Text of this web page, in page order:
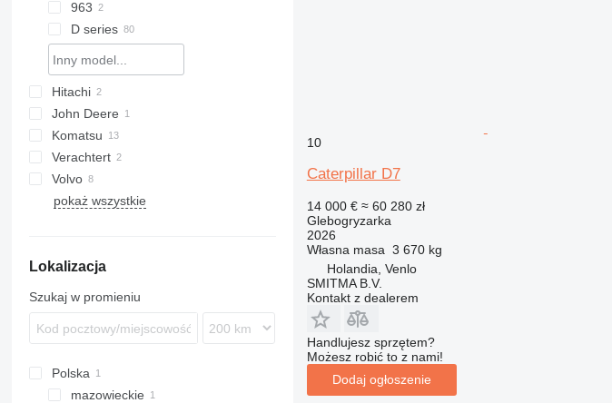
329D
963
963K
D series
D4
D5
D6
D7
D8
D9
D10
Hitachi
EX
John Deere
Komatsu
D series
OQ
Verachtert
CW
Volvo
G-series
pokaż wszystkie
Lokalizacja
Szukaj w promieniu
Polska
mazowieckie
10
Caterpillar D7
14 000 € ≈ 60 280 zł
Glebogryzarka
2026
Własna masa 3 670 kg
Holandia, Venlo
SMITMA B.V.
Kontakt z dealerem
Handlujesz sprzętem?
Możesz robić to z nami!
Dodaj ogłoszenie